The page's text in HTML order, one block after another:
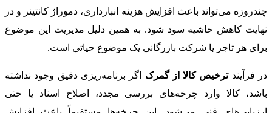
چندروزه می‌تواند باعث افزایش هزینه انبارداری، دموراژ کانتینر و در
نهایت کاهش حاشیه سود شود. به همین دلیل مدیریت این موضوع
برای هر تاجر یا شرکت بازرگانی یک موضوع حیاتی است.
در فرآیندترخیص کالا از گمرک اگر برنامه‌ریزی دقیق وجود نداشته
باشد، کالا وارد چرخه‌های بررسی مجدد، اصلاح اسناد یا حتی